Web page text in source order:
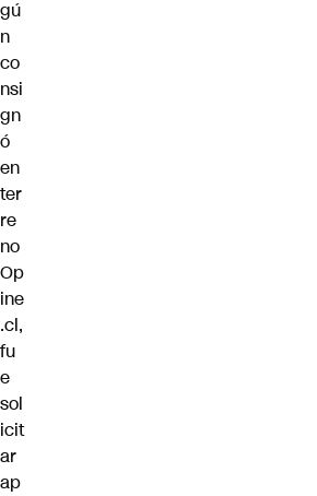
gú
n
co
nsi
gn
ó
en
ter
re
no
Op
ine
.cl,
fu
e
sol
icit
ar
ap